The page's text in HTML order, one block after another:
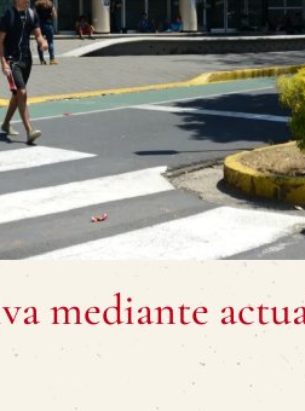
mediante